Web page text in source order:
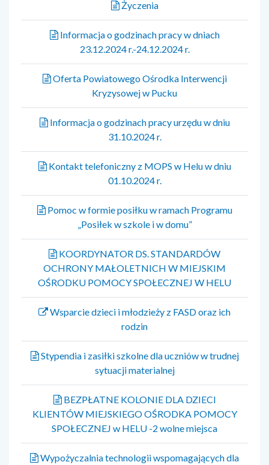
Życzenia
Informacja o godzinach pracy w dniach
23.12.2024 r.-24.12.2024 r.
Oferta Powiatowego Ośrodka Interwencji
Kryzysowej w Pucku
Informacja o godzinach pracy urzędu w dniu
31.10.2024 r.
Kontakt telefoniczny z MOPS w Helu w dniu
01.10.2024 r.
Pomoc w formie posiłku w ramach Programu
„Posiłek w szkole i w domu”
KOORDYNATOR DS. STANDARDÓW
OCHRONY MAŁOLETNICH W MIEJSKIM
OŚRODKU POMOCY SPOŁECZNEJ W HELU
Wsparcie dzieci i młodzieży z FASD oraz ich
rodzin
Stypendia i zasiłki szkolne dla uczniów w trudnej
sytuacji materialnej
BEZPŁATNE KOLONIE DLA DZIECI
KLIENTÓW MIEJSKIEGO OŚRODKA POMOCY
SPOŁECZNEJ w HELU -2 wolne miejsca
Wypożyczalnia technologii wspomagających dla